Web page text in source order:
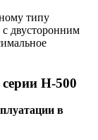
типу
с двусторонним
H-500
в